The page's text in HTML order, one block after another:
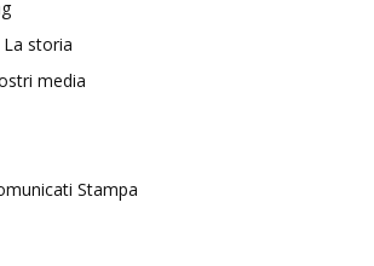
storia
media
Stampa